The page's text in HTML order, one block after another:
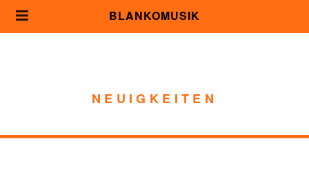
BLANKOMUSIK
NEUIGKEITEN